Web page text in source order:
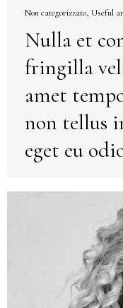
Non categorizzato, Useful
Nulla et
fringilla
amet
non tellus
eget eu